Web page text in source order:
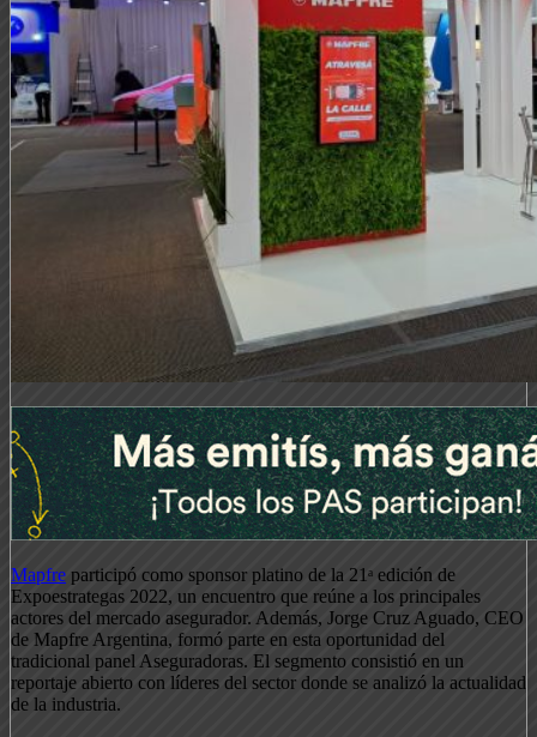
Mapfre participó como sponsor platino de la 21ᵃ edición de
Expoestrategas 2022, un encuentro que reúne a los principales
actores del mercado asegurador. Además, Jorge Cruz Aguado, CEO
de Mapfre Argentina, formó parte en esta oportunidad del
tradicional panel Aseguradoras. El segmento consistió en un
reportaje abierto con líderes del sector donde se analizó la actualidad
de la industria.